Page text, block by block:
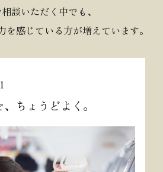
談いただく中でも、
感じている方が増えています。
ちょうどよく。